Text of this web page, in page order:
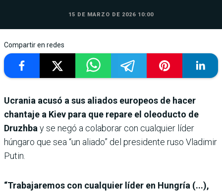
15 DE MARZO DE 2026 10:00
Compartir en redes
Ucrania acusó a sus aliados europeos de hacer
chantaje a Kiev para que repare el oleoducto de
Druzhba y se negó a colaborar con cualquier líder
húngaro que sea “un aliado” del presidente ruso Vladimir
Putin.
“Trabajaremos con cualquier líder en Hungría (...),